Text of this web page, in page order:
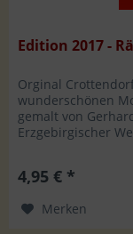
Edition 2017 -
Orginal
wunderschönen
gemalt von
Erzgebirgischer
4,95 € *
Merken